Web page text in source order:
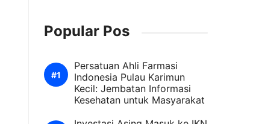
Popular Pos
Persatuan Ahli Farmasi
Indonesia Pulau Karimun
Kecil: Jembatan Informasi
Kesehatan untuk Masyarakat